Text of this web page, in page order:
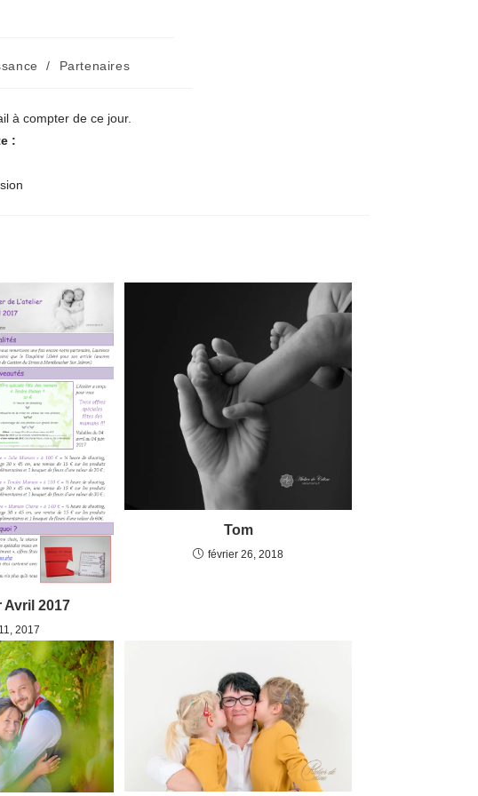
/ Partenaires
à compter de ce jour.
:
Avril 2017
2017
Tom
février 26, 2018